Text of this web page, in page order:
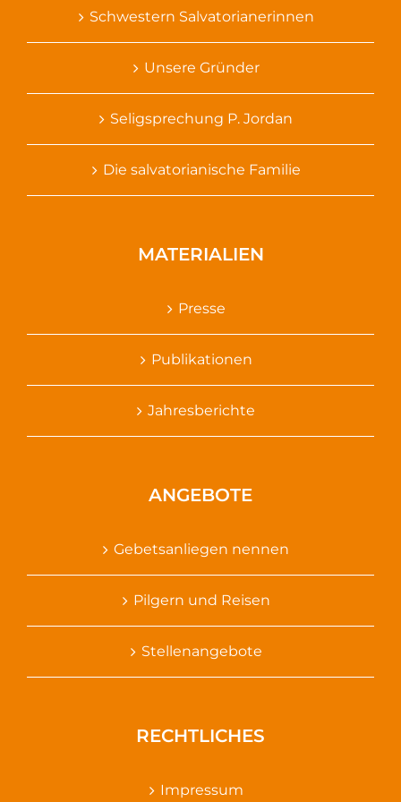
Schwestern Salvatorianerinnen
Unsere Gründer
Seligsprechung P. Jordan
Die salvatorianische Familie
MATERIALIEN
Presse
Publikationen
Jahresberichte
ANGEBOTE
Gebetsanliegen nennen
Pilgern und Reisen
Stellenangebote
RECHTLICHES
Impressum